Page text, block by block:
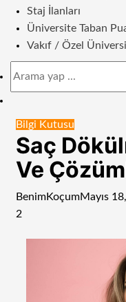
Staj İlanları
Üniversite Taban
Vakıf / Özel
görünümü
Bilgi Kutusu
Saç
Ve
BenimKoçumMayıs
2